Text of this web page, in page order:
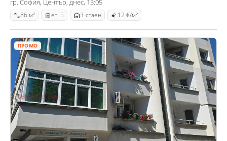
гр. София, Център, днес, 13:05
86 м² ет. 5 3-стаен 12 €/м²
ПРОМО